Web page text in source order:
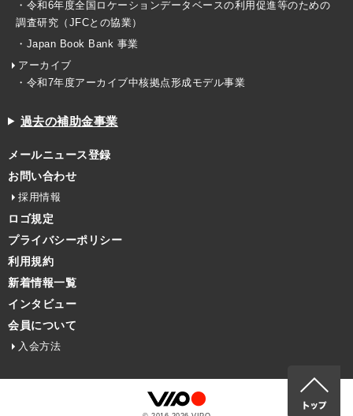
・令和6年度全国ロケーションデータベースの利用促進等のための
調査研究（JFCとの協業）
・Japan Book Bank 事業
アーカイブ
・令和7年度アーカイブ中核拠点形成モデル事業
過去の補助金事業
メールニュース登録
お問い合わせ
採用情報
ロゴ規定
プライバシーポリシー
利用規約
新着情報一覧
インタビュー
会員について
入会方法